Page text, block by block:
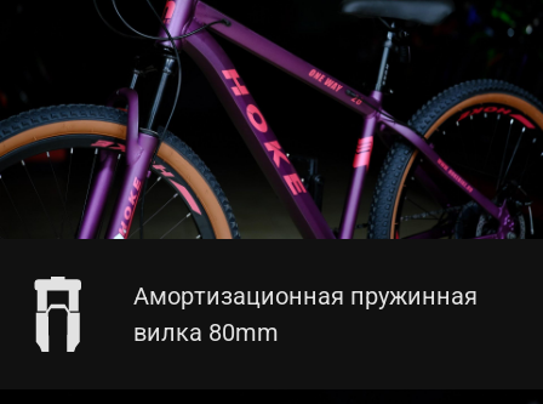
Амортизационная пружинная
вилка 80mm